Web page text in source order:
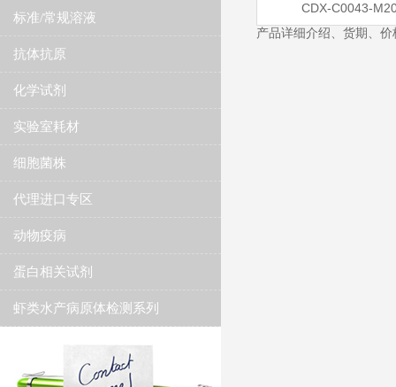
标准/常规溶液
抗体抗原
化学试剂
实验室耗材
细胞菌株
代理进口专区
动物疫病
蛋白相关试剂
虾类水产病原体检测系列
CDX-C0043-
产品详细介绍、货期、